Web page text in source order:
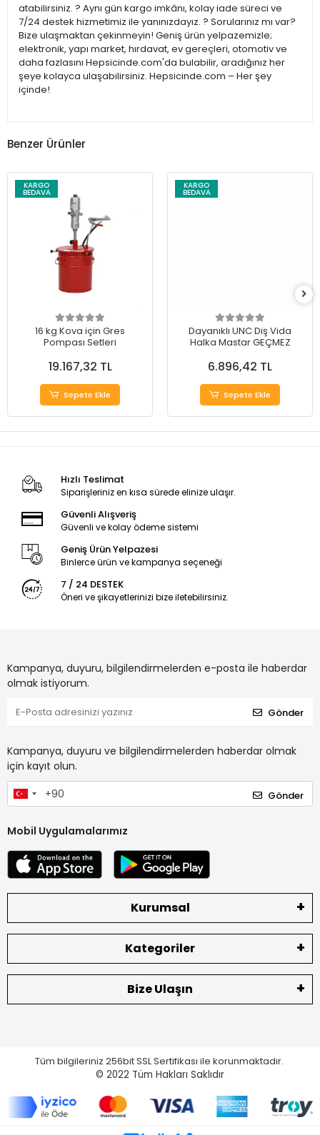
atabilirsiniz. ? Aynı gün kargo imkânı, kolay iade süreci ve
7/24 destek hizmetimiz ile yanınızdayız. ? Sorularınız mı var?
Bize ulaşmaktan çekinmeyin! Geniş ürün yelpazemizle;
elektronik, yapı market, hırdavat, ev gereçleri, otomotiv ve
daha fazlasını Hepsicinde.com'da bulabilir, aradığınız her
şeye kolayca ulaşabilirsiniz. Hepsicinde.com – Her şey
içinde!
Benzer Ürünler
KARGO
BEDAVA
16 kg Kova için Gres
Pompası Setleri
19.167,32 TL
Sepete Ekle
KARGO
BEDAVA
Dayanıklı UNC Diş Vida
Halka Mastar GEÇMEZ
6.896,42 TL
Sepete Ekle
Hızlı Teslimat
Siparişleriniz en kısa sürede elinize ulaşır.
Güvenli Alışveriş
Güvenli ve kolay ödeme sistemi
Geniş Ürün Yelpazesi
Binlerce ürün ve kampanya seçeneği
7 / 24 DESTEK
Öneri ve şikayetlerinizi bize iletebilirsiniz.
Kampanya, duyuru, bilgilendirmelerden e-posta ile haberdar
olmak istiyorum.
Gönder
Kampanya, duyuru ve bilgilendirmelerden haberdar olmak
için kayıt olun.
Gönder
Mobil Uygulamalarımız
Kurumsal
Kategoriler
Bize Ulaşın
Tüm bilgileriniz 256bit SSL Sertifikası ile korunmaktadır.
© 2022 Tüm Hakları Saklıdır